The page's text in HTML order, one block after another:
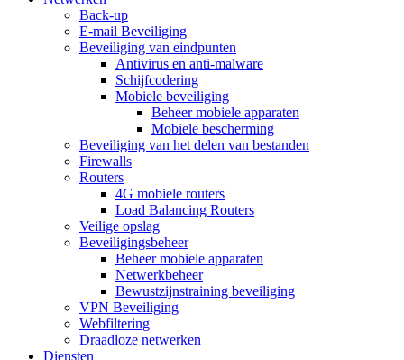
Back-up
E-mail Beveiliging
Beveiliging van eindpunten
Antivirus en anti-malware
Schijfcodering
Mobiele beveiliging
Beheer mobiele apparaten
Mobiele bescherming
Beveiliging van het delen van bestanden
Firewalls
Routers
4G mobiele routers
Load Balancing Routers
Veilige opslag
Beveiligingsbeheer
Beheer mobiele apparaten
Netwerkbeheer
Bewustzijnstraining beveiliging
VPN Beveiliging
Webfiltering
Draadloze netwerken
Diensten